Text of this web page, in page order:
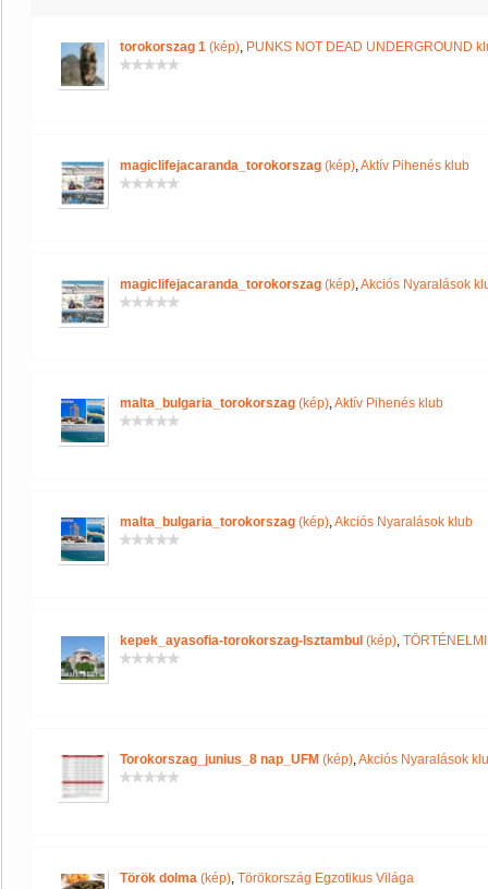
torokorszag 1 (kép), PUNKS NOT DEAD UNDERGROUND
magiclifejacaranda_torokorszag (kép),Aktív Pihenés klub
magiclifejacaranda_torokorszag (kép),Akciós Nyaralások
malta_bulgaria_torokorszag (kép),Aktív Pihenés klub
malta_bulgaria_torokorszag (kép),Akciós Nyaralások klub
kepek_ayasofia-torokorszag-Isztambul (kép),
Torokorszag_junius_8 nap_UFM (kép),Akciós Nyaralások
Török dolma (kép), Törökország Egzotikus Világa